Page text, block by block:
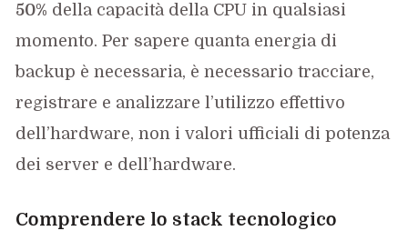
50% della capacità della CPU in qualsiasi
momento. Per sapere quanta energia di
backup è necessaria, è necessario tracciare,
registrare e analizzare l’utilizzo effettivo
dell’hardware, non i valori ufficiali di potenza
dei server e dell’hardware.
Comprendere lo stack tecnologico